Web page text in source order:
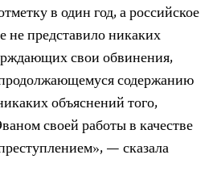
в один год, а российское
не представило никаких
свои обвинения,
содержанию
объяснений того,
своей работы в качестве
— сказала